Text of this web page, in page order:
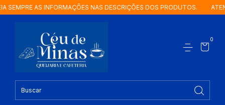
SEMPRE AS INFORMAÇÕES NAS DESCRIÇÕES DOS PRODUTOS.
0